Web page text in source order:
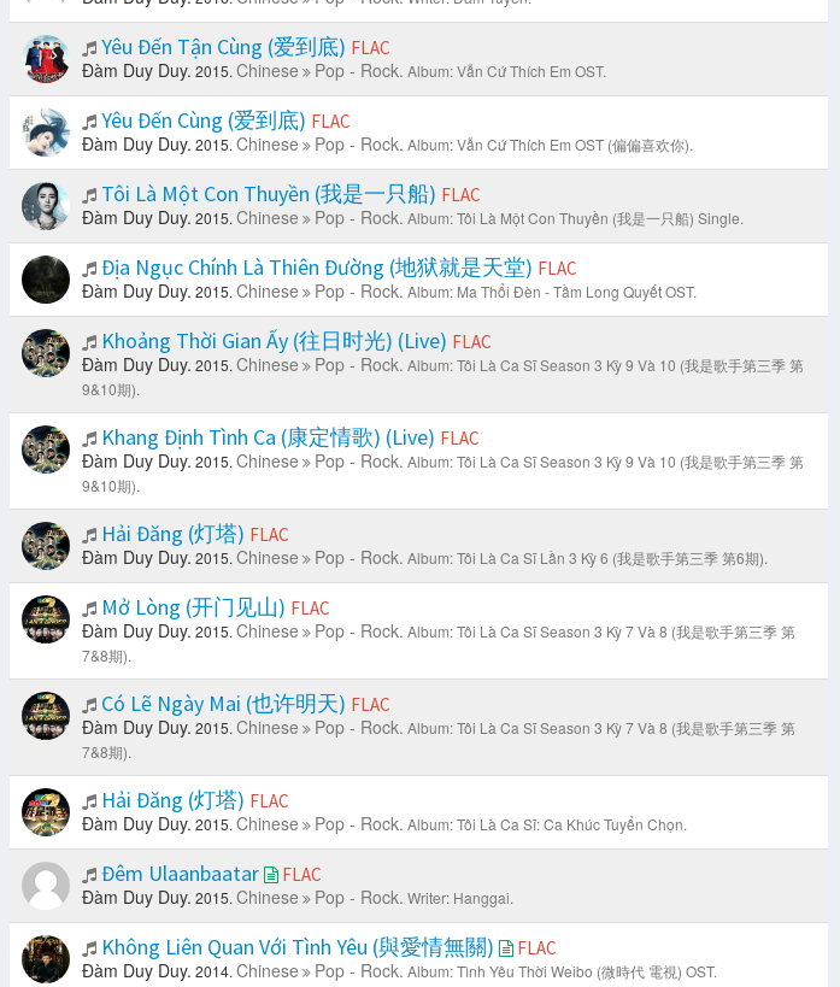
Yêu Đến Tận Cùng (爱到底) FLAC
Đàm Duy Duy. 2015. Chinese Pop - Rock. Album: Vẫn Cứ Thích Em OST.
Yêu Đến Cùng (爱到底) FLAC
Đàm Duy Duy. 2015. Chinese Pop - Rock. Album: Vẫn Cứ Thích Em OST (偏偏喜欢你).
Tôi Là Một Con Thuyền (我是一只船) FLAC
Đàm Duy Duy. 2015. Chinese Pop - Rock. Album: Tôi Là Một Con Thuyền (我是一只船) Single.
Địa Ngục Chính Là Thiên Đường (地狱就是天堂) FLAC
Đàm Duy Duy. 2015. Chinese Pop - Rock. Album: Ma Thổi Đèn - Tầm Long Quyết OST.
Khoảng Thời Gian Ấy (往日时光) (Live) FLAC
Đàm Duy Duy. 2015. Chinese Pop - Rock. Album: Tôi Là Ca Sĩ Season 3 Kỳ 9 Và 10 (我是歌手第三季 第
9&10期).
Khang Định Tình Ca (康定情歌) (Live) FLAC
Đàm Duy Duy. 2015. Chinese Pop - Rock. Album: Tôi Là Ca Sĩ Season 3 Kỳ 9 Và 10 (我是歌手第三季 第
9&10期).
Hải Đăng (灯塔) FLAC
Đàm Duy Duy. 2015. Chinese Pop - Rock. Album: Tôi Là Ca Sĩ Lần 3 Kỳ 6 (我是歌手第三季 第6期).
Mở Lòng (开门见山) FLAC
Đàm Duy Duy. 2015. Chinese Pop - Rock. Album: Tôi Là Ca Sĩ Season 3 Kỳ 7 Và 8 (我是歌手第三季 第
7&8期).
Có Lẽ Ngày Mai (也许明天) FLAC
Đàm Duy Duy. 2015. Chinese Pop - Rock. Album: Tôi Là Ca Sĩ Season 3 Kỳ 7 Và 8 (我是歌手第三季 第
7&8期).
Hải Đăng (灯塔) FLAC
Đàm Duy Duy. 2015. Chinese Pop - Rock. Album: Tôi Là Ca Sĩ: Ca Khúc Tuyển Chọn.
Đêm Ulaanbaatar FLAC
Đàm Duy Duy. 2015. Chinese Pop - Rock. Writer: Hanggai.
Không Liên Quan Với Tình Yêu (與愛情無關) FLAC
Đàm Duy Duy. 2014. Chinese Pop - Rock. Album: Tình Yêu Thời Weibo (微時代 電視) OST.